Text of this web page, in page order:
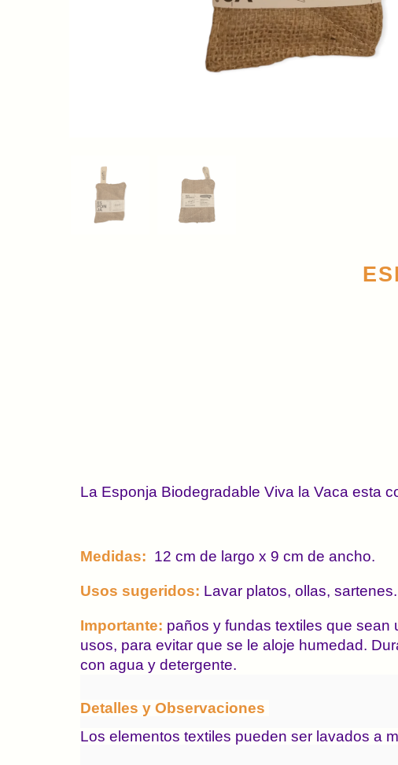
La Esponja Biodegradable Viva la Vaca esta
Medidas: 12 cm de largo x 9 cm de ancho.
Usos sugeridos: Lavar platos, ollas,
Importante: paños y fundas textiles que
usos, para evitar que se le aloje humedad.
con agua y detergente.
Detalles y Observaciones
Los elementos textiles pueden ser lavados a